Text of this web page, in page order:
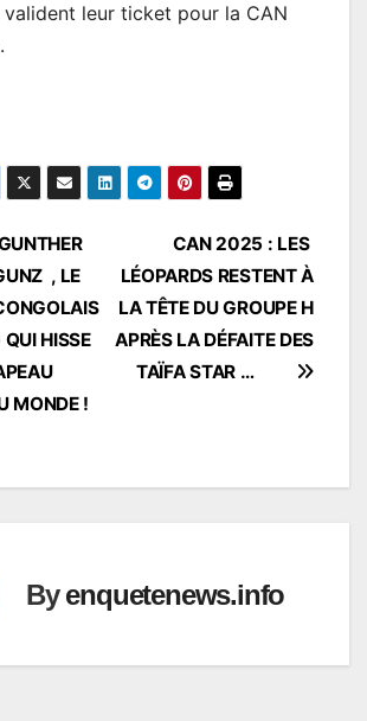
leur ticket pour la CAN
CAN 2025 : LES
LÉOPARDS RESTENT À
LA TÊTE DU GROUPE H
APRÈS LA DÉFAITE DES
TAÏFA STAR …
, LE
HISSE
MONDE !
Byenquetenews.info